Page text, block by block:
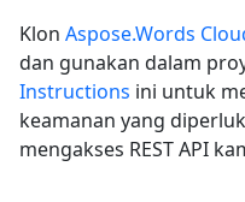
Klon Aspose.Words
dan gunakan dalam
Instructions ini untuk
keamanan yang
mengakses REST API